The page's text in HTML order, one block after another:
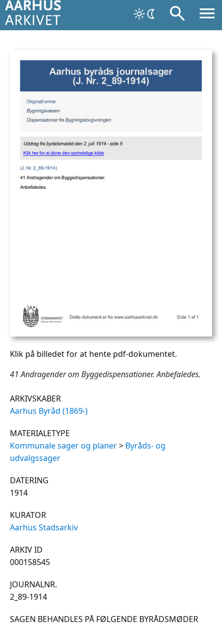
Klik på billedet for at hente pdf-dokumentet.
41 Andragender om Byggedispensationer. Anbefaledes.
ARKIVSKABER
Aarhus Byråd (1869-)
MATERIALETYPE
Kommunale sager og planer> Byråds- og
udvalgssager
DATERING
1914
KURATOR
Aarhus Stadsarkiv
ARKIV ID
000158545
JOURNALNR.
2_89-1914
SAGEN BEHANDLES PÅ FØLGENDE BYRÅDSMØDER